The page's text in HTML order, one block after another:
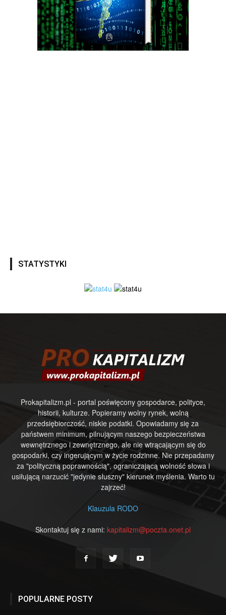
STATYSTYKI
Prokapitalizm.pl - portal poświęcony gospodarce, polityce,
historii, kulturze. Popieramy wolny rynek, wolną
przedsiębiorczość, niskie podatki. Opowiadamy się za
państwem minimum, pilnującym naszego bezpieczeństwa
wewnętrznego i zewnętrznego, ale nie wtrącającym się do
gospodarki, czy ingerującym w życie rodzinne. Nie przepadamy
za "polityczną poprawnością", ograniczającą wolność słowa i
usiłującą narzucić "jedynie słuszny" kierunek myślenia. Warto tu
zajrzeć!
Klauzula RODO
Skontaktuj się z nami: kapitalizm@poczta.onet.pl
POPULARNE POSTY